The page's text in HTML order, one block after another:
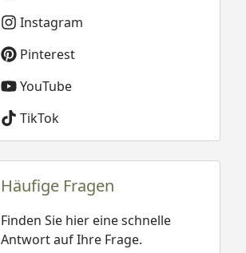
Instagram
Pinterest
YouTube
TikTok
Häufige Fragen
Finden Sie hier eine schnelle
Antwort auf Ihre Frage.